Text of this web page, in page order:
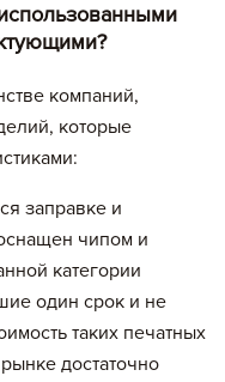
компаний,
которые
заправке и
чипом и
категории
один срок и не
таких печатных
достаточно